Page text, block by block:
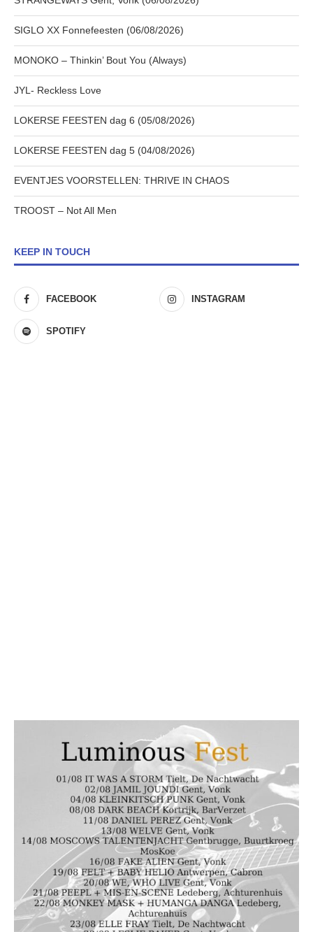
SIGLO XX Fonnefeesten (06/08/2026)
MONOKO – Thinkin’ Bout You (Always)
JYL- Reckless Love
LOKERSE FEESTEN dag 6 (05/08/2026)
LOKERSE FEESTEN dag 5 (04/08/2026)
EVENTJES VOORSTELLEN: THRIVE IN CHAOS
TROOST – Not All Men
KEEP IN TOUCH
FACEBOOK INSTAGRAM
SPOTIFY